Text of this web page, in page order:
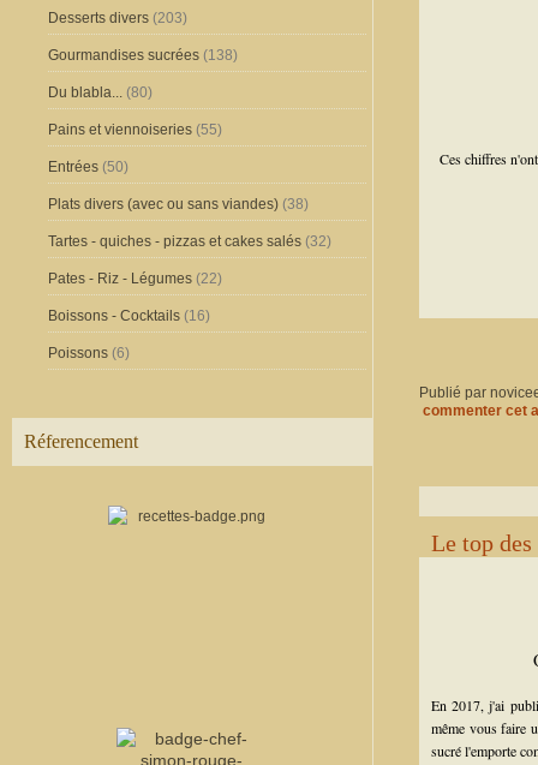
Desserts divers (203)
Gourmandises sucrées (138)
Du blabla... (80)
Pains et viennoiseries (55)
Entrées (50)
Plats divers (avec ou sans viandes) (38)
Tartes - quiches - pizzas et cakes salés (32)
Pates - Riz - Légumes (22)
Boissons - Cocktails (16)
Poissons (6)
Réferencement
Ces chiffres
Publié par
commenter cet
Le top
En 2017, j'ai
même vous faire
sucré l'emporte